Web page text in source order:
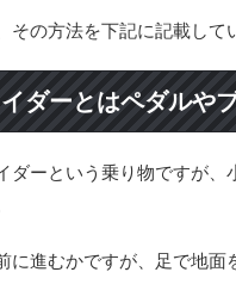
その方法を下記に記載して
ダーとはペダルや
ダーという乗り物ですが
に進むかですが、足で地面